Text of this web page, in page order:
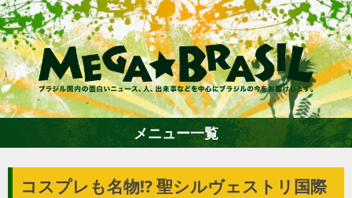
メニュー一覧
コスプレも名物!? 聖シルヴェストリ国際